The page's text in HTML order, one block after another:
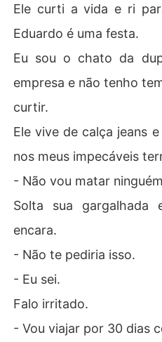
Ele curti a vida e ri
Eduardo é uma festa.
Eu sou o chato da
empresa e não tenho
curtir.
Ele vive de calça jeans
nos meus impecáveis
- Não vou matar
Solta sua gargalhada
encara.
- Não te pediria isso.
- Eu sei.
Falo irritado.
- Vou viajar por 30 dias